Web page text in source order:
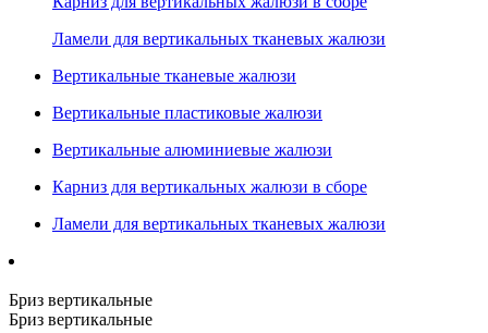
Ламели для вертикальных тканевых жалюзи
Вертикальные тканевые жалюзи
Вертикальные пластиковые жалюзи
Вертикальные алюминиевые жалюзи
Карниз для вертикальных жалюзи в сборе
Ламели для вертикальных тканевых жалюзи
Бриз вертикальные
Бриз вертикальные